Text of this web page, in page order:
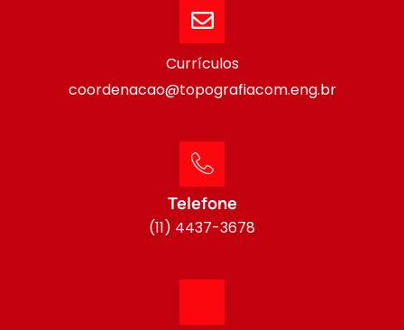
Currículos
coordenacao@topografiacom.eng.br
Telefone
(11) 4437-3678